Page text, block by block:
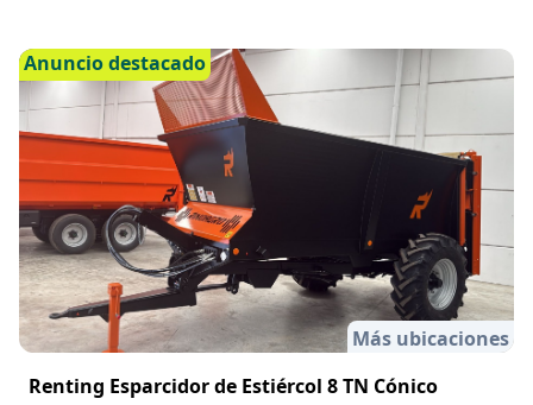
Anuncio destacado
Más ubicaciones
Renting Esparcidor de Estiércol 8 TN Cónico